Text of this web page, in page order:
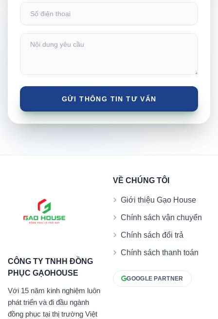
CÔNG TY TNHH ĐỒNG
PHỤC GẠOHOUSE
Với 15 năm kinh nghiệm luôn
phát triển và đi đầu ngành
đồng phục tại thị trường Việt
VỀ CHÚNG TÔI
Giới thiệu Gạo House
Chính sách vận chuyển
Chính sách đổi trả
Chính sách thanh toán
GOOGLE PARTNER